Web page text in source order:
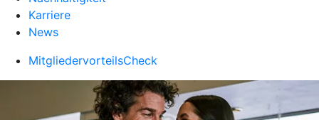
Karriere
News
MitgliedervorteilsCheck